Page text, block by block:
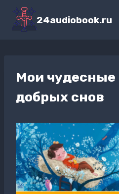
Перейти
содержимому
24audiobook.ru
Мои чудесные
добрых снов